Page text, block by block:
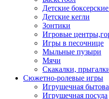
Детские
Детские кегли
Зонтики
Игровые
Игры в песочнице
Мыльные пузыри
Мячи
Скакалки,
Сюжетно-ролевые игры
Игрушечная
Игрушечная посуда